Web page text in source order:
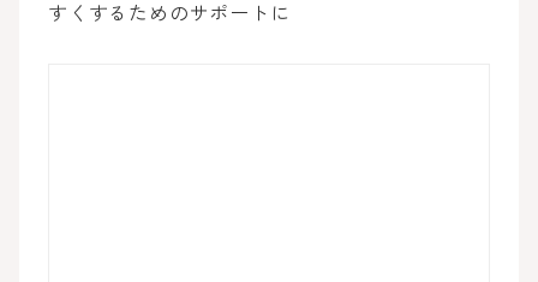
すくするためのサポートに